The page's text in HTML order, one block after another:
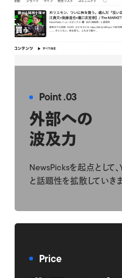
Point .03
外部への
波及力
NewsPicksを起点として
と話題性を拡散していきま
Price